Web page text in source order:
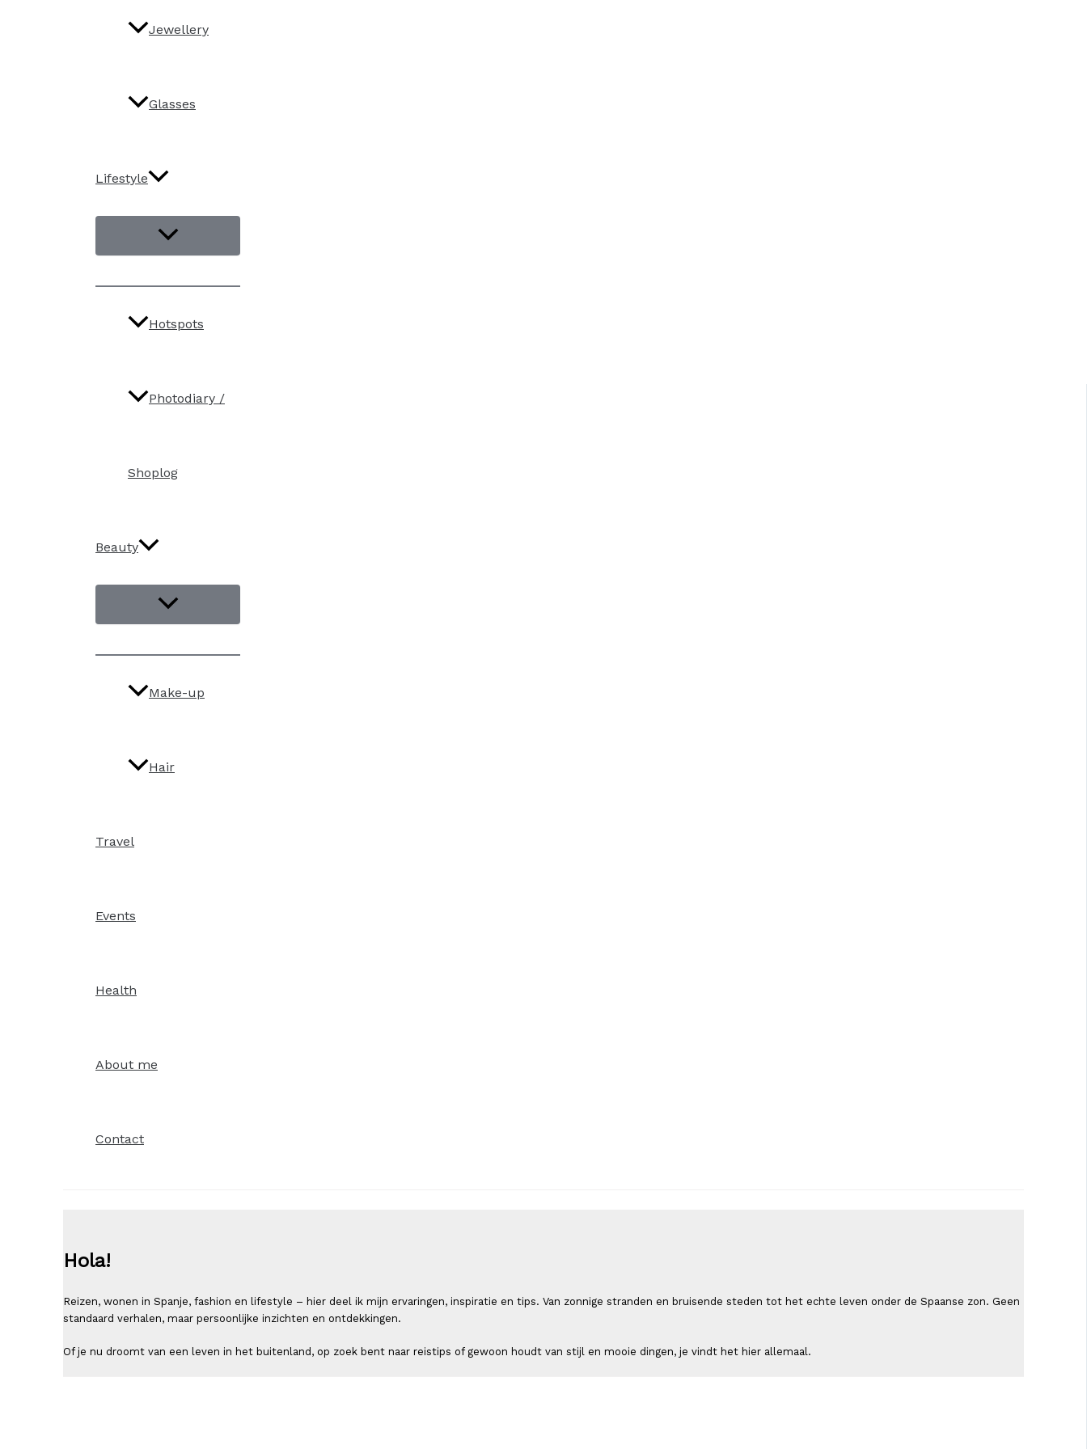
Jewellery
Glasses
Lifestyle
Hotspots
Photodiary /
Shoplog
Beauty
Make-up
Hair
Travel
Events
Health
About me
Contact
Hola!
Reizen, wonen in Spanje, fashion en lifestyle – hier deel ik mijn ervaringen, inspiratie en tips. Van zonnige stranden en bruisende steden tot het echte leven onder de Spaanse zon. Geen
standaard verhalen, maar persoonlijke inzichten en ontdekkingen.
Of je nu droomt van een leven in het buitenland, op zoek bent naar reistips of gewoon houdt van stijl en mooie dingen, je vindt het hier allemaal.